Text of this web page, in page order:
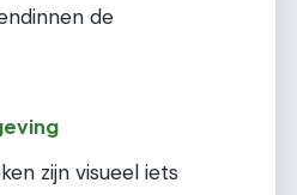
de
zijn visueel iets